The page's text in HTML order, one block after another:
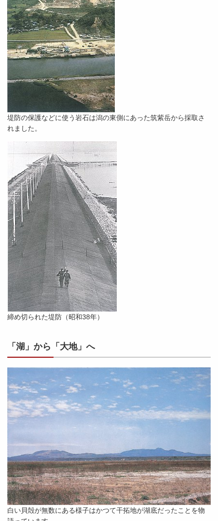
堤防の保護などに使う岩石は潟の東側にあった筑紫岳から採取さ
れました。
締め切られた堤防（昭和38年）
「湖」から「大地」へ
白い貝殻が無数にある様子はかつて干拓地が湖底だったことを物